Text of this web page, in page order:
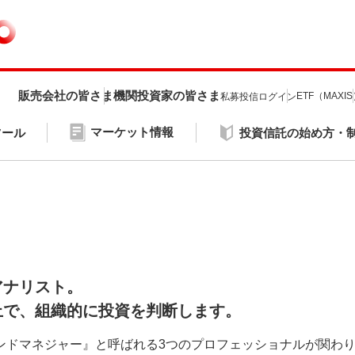
ル マーケット情報 投資信託の始め方・
販売会社の皆さま機関投資家の皆さま 私募投信ログイン ETF（MAXIS
リスト。
、組織的に投資を判断します。
マネジャー』と呼ばれる3つのプロフェッショナルが関わ